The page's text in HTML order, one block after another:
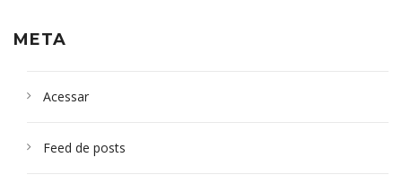
META
Acessar
Feed de posts